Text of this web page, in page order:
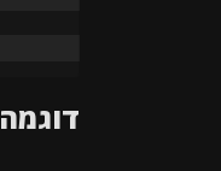
דוגמה 2: טבלת כפל מ-0 עד 10